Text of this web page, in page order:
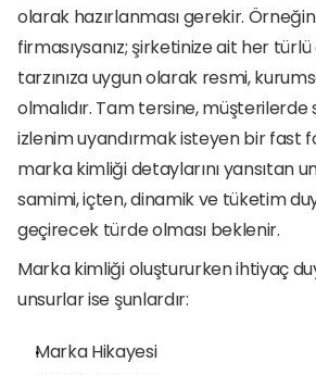
olarak hazırlanması gerekir.
firmasıysanız; şirketinize ait her
tarzınıza uygun olarak resmi,
olmalıdır. Tam tersine, müşterilerde
izlenim uyandırmak isteyen bir fast
marka kimliği detaylarını yansıtan
samimi, içten, dinamik ve tüketim
geçirecek türde olması beklenir.
Marka kimliği oluştururken ihtiyaç
unsurlar ise şunlardır:
Marka Hikayesi